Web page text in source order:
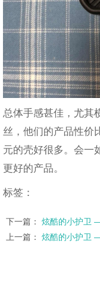
总体手感甚佳，尤其
丝，他们的产品性价
元的壳好很多。会一
更好的产品。
标签：
下一篇： 炫酷的小护卫
上一篇： 炫酷的小护卫